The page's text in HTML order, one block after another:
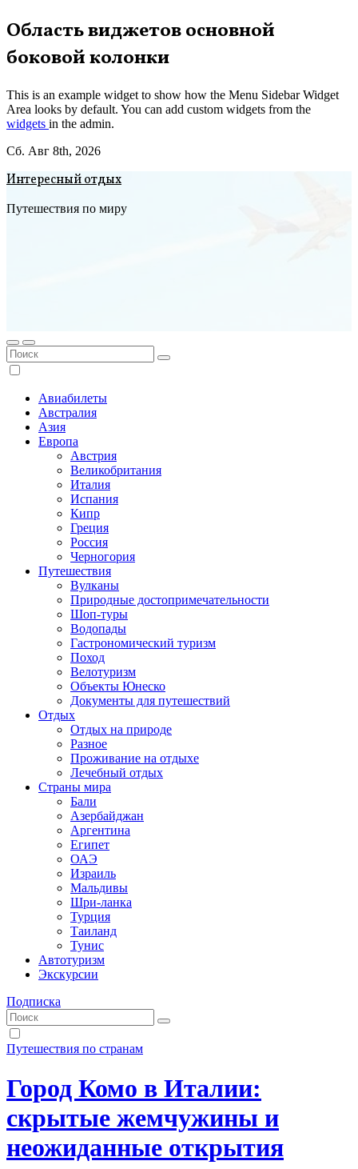
Перейти
к
содержимому
Область виджетов основной
боковой колонки
This is an example widget to show how the Menu Sidebar Widget
Area looks by default. You can add custom widgets from the
widgets in the admin.
Сб. Авг 8th, 2026
Интересный отдых
Путешествия по миру
Авиабилеты
Австралия
Азия
Европа
Австрия
Великобритания
Италия
Испания
Кипр
Греция
Россия
Черногория
Путешествия
Вулканы
Природные достопримечательности
Шоп-туры
Водопады
Гастрономический туризм
Поход
Велотуризм
Объекты Юнеско
Документы для путешествий
Отдых
Отдых на природе
Разное
Проживание на отдыхе
Лечебный отдых
Страны мира
Бали
Азербайджан
Аргентина
Египет
ОАЭ
Израиль
Мальдивы
Шри-ланка
Турция
Таиланд
Тунис
Автотуризм
Экскурсии
Подписка
Путешествия по странам
Город Комо в Италии:
скрытые жемчужины и
неожиданные открытия